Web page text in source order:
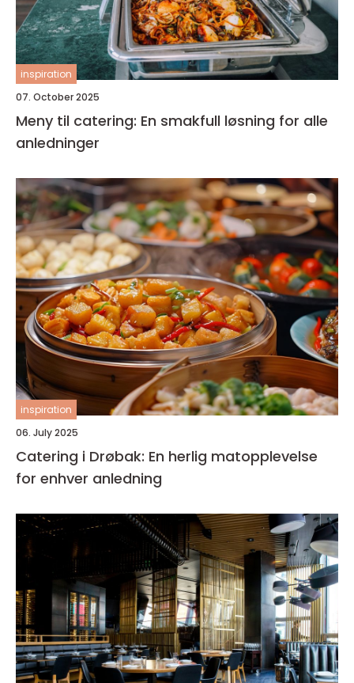
inspiration
07. October 2025
Meny til catering: En smakfull løsning for alle
anledninger
inspiration
06. July 2025
Catering i Drøbak: En herlig matopplevelse
for enhver anledning